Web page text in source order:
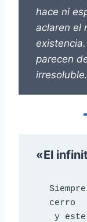
hace ni
aclaren el
parecen
irresoluble.
«El
cerro